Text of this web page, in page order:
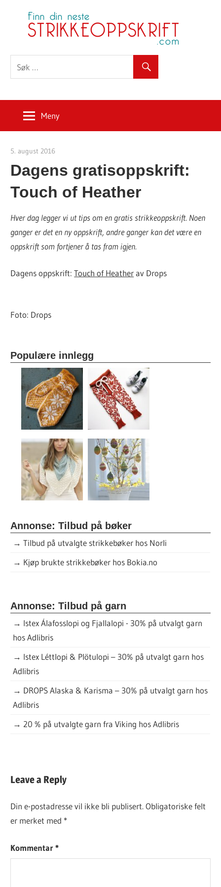
Meny
5. august 2016
Dagens gratisoppskrift:
Touch of Heather
Hver dag legger vi ut tips om en gratis strikkeoppskrift. Noen
ganger er det en ny oppskrift, andre ganger kan det være en
oppskrift som fortjener å tas fram igjen.
Dagens oppskrift:Touch of Heatherav Drops
Foto: Drops
Populære innlegg
Annonse: Tilbud på bøker
→Tilbud på utvalgte strikkebøker hos Norli
→ Kjøp brukte strikkebøker hos Bokia.no
Annonse: Tilbud på garn
→ Istex Álafosslopi og Fjallalopi - 30% på utvalgt garn
hos Adlibris
→ Istex Léttlopi & Plötulopi – 30% på utvalgt garn hos
Adlibris
→ DROPS Alaska & Karisma – 30% på utvalgt garn hos
Adlibris
→ 20 % på utvalgte garn fra Viking hos Adlibris
GRATISOPPSKRIFT
Leave a Reply
Din e-postadresse vil ikke bli publisert. Obligatoriske felt
er merket med *
Kommentar*